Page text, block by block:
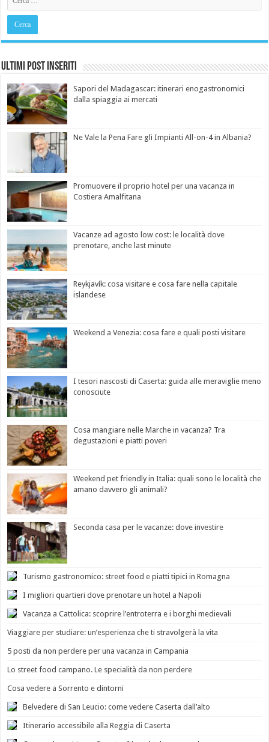
Ultimi Post Inseriti
Sapori del Madagascar: itinerari enogastronomici
dalla spiaggia ai mercati
Ne Vale la Pena Fare gli Impianti All-on-4 in Albania?
Promuovere il proprio hotel per una vacanza in
Costiera Amalfitana
Vacanze ad agosto low cost: le località dove
prenotare, anche last minute
Reykjavík: cosa visitare e cosa fare nella capitale
islandese
Weekend a Venezia: cosa fare e quali posti visitare
I tesori nascosti di Caserta: guida alle meraviglie meno
conosciute
Cosa mangiare nelle Marche in vacanza? Tra
degustazioni e piatti poveri
Weekend pet friendly in Italia: quali sono le località che
amano davvero gli animali?
Seconda casa per le vacanze: dove investire
Turismo gastronomico: street food e piatti tipici in Romagna
I migliori quartieri dove prenotare un hotel a Napoli
Vacanza a Cattolica: scoprire l’entroterra e i borghi medievali
Viaggiare per studiare: un’esperienza che ti stravolgerà la vita
5 posti da non perdere per una vacanza in Campania
Lo street food campano. Le specialità da non perdere
Cosa vedere a Sorrento e dintorni
Belvedere di San Leucio: come vedere Caserta dall’alto
Itinerario accessibile alla Reggia di Caserta